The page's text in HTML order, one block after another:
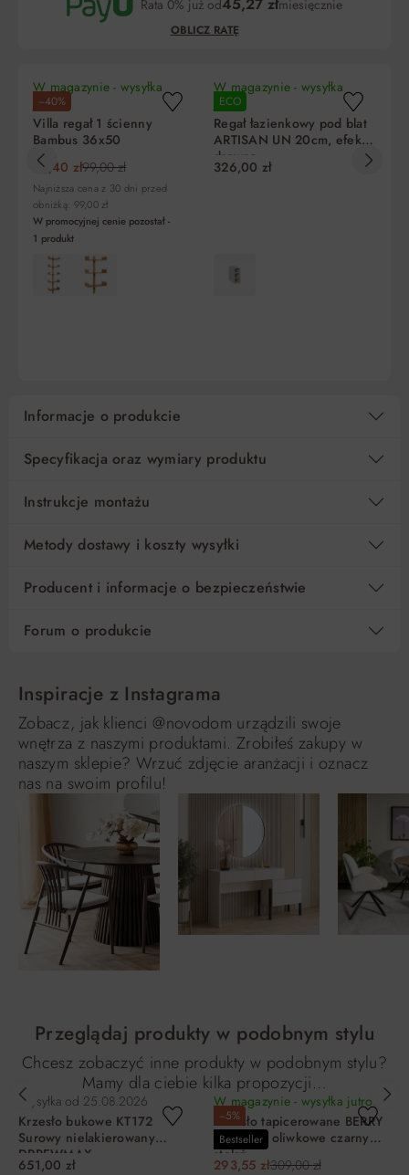
Rata 0% już od miesięcznie
OBLICZ RATĘ
Liczba
rat
RRSO
5
135,81 zł
10
15
−40%
W magazynie - wysyłka
jutro!
Villa regał 1 ścienny
Bambus 36x50
59,40 zł99,00 zł
Najniższa cena z 30 dni przed
obniżką: 99,00 zł
W promocyjnej cenie pozostał -
1 produkt
ECO
W magazynie - wysyłka
jutro!
Regał łazienkowy pod blat
ARTISAN UN 20cm, efekt
drewna
326,00 zł
Informacje o produkcie
Specyfikacja oraz wymiary produktu
Instrukcje montażu
Metody dostawy i koszty wysyłki
Producent i informacje o bezpieczeństwie
Forum o produkcie
Inspiracje z Instagrama
Zobacz, jak klienci @novodom urządzili swoje
wnętrza z naszymi produktami. Zrobiłeś zakupy w
naszym sklepie? Wrzuć zdjęcie aranżacji i oznacz
nas na swoim profilu!
Przeglądaj produkty w podobnym stylu
Chcesz zobaczyć inne produkty w podobnym stylu?
Mamy dla ciebie kilka propozycji…
Wysyłka od 25.08.2026
Krzesło bukowe KT172
Surowy nielakierowany
DRREWMAX
651,00 zł
−5%
Bestseller
W magazynie - wysyłka jutro!
Krzesło tapicerowane BERRY
Brego 77 oliwkowe czarny
stelaż
293,55 zł309,00 zł